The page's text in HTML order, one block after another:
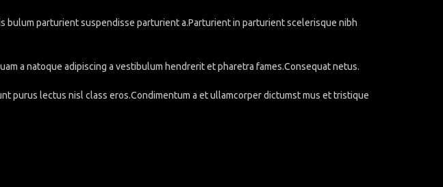
bulum parturient suspendisse parturient a.Parturient in parturient scelerisque nibh
a natoque adipiscing a vestibulum hendrerit et pharetra fames.Consequat netus.
purus lectus nisl class eros.Condimentum a et ullamcorper dictumst mus et tristique